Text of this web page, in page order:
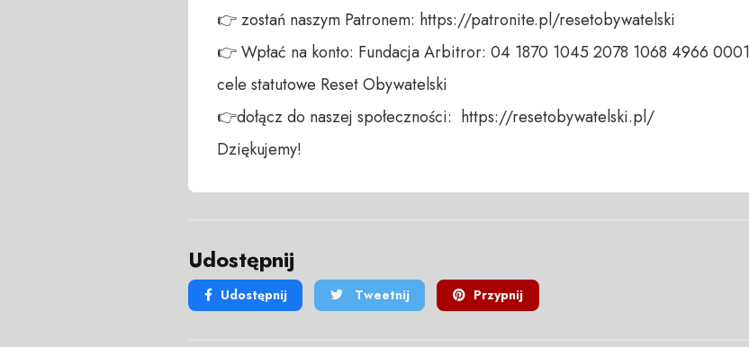
👉 zostań naszym Patronem: https://patronite.pl/resetobywatelski
👉 Wpłać na konto: Fundacja Arbitror: 04 1870 1045 2078 1068 4966
cele statutowe Reset Obywatelski
👉dołącz do naszej społeczności:  https://resetobywatelski.pl/
Dziękujemy!
Udostępnij
Udostępnij Tweetnij Przypnij